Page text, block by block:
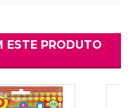
ESTE PRODUTO